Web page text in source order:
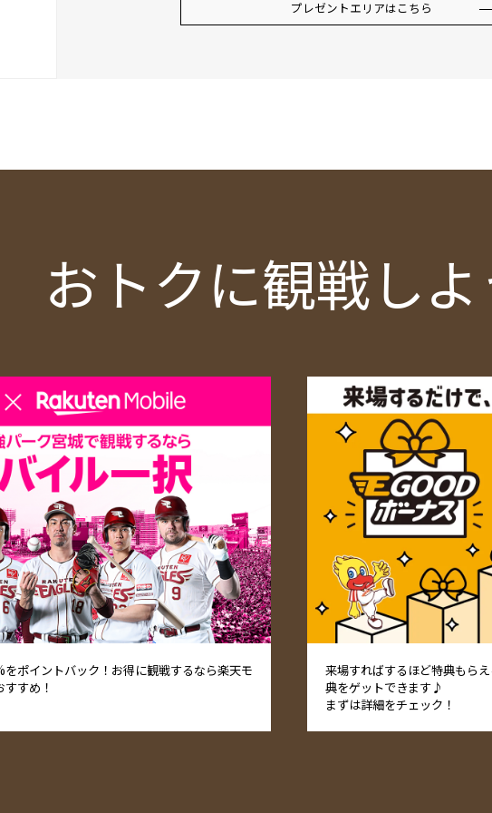
プレゼントエリアはこちら
おトクに観戦し
ポイントバック！お得に観戦するなら楽天モ
すめ！
来場すればするほど特典もら
典をゲットできます♪
まずは詳細をチェック！